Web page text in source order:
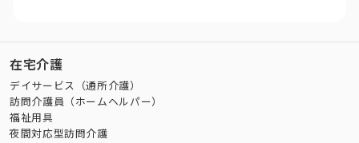
在宅介護
デイサービス（通所介護）
訪問介護員（ホームヘルパー）
福祉用具
夜間対応型訪問介護